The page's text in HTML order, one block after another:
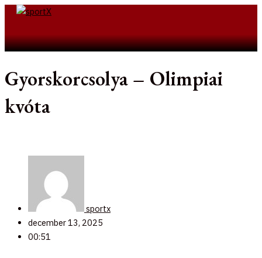
Skip
Gyorskorcsolya – Olimpiai
kvóta
sportx
december 13, 2025
00:51